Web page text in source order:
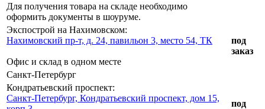
Для получения товара на складе необходимо
оформить документы в шоуруме.
Экспострой на Нахимовском:
Нахимовский пр-т, д. 24, павильон 3, место 54, ТК
Офис и склад в одном месте
под
заказ
Санкт-Петербург
Кондратьевский проспект:
Санкт-Петербург, Кондратьевский проспект, дом 15,
под